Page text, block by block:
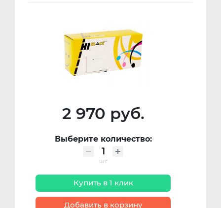
2 970 руб.
Выберите количество:
шт
Купить в 1 клик
Добавить в корзину